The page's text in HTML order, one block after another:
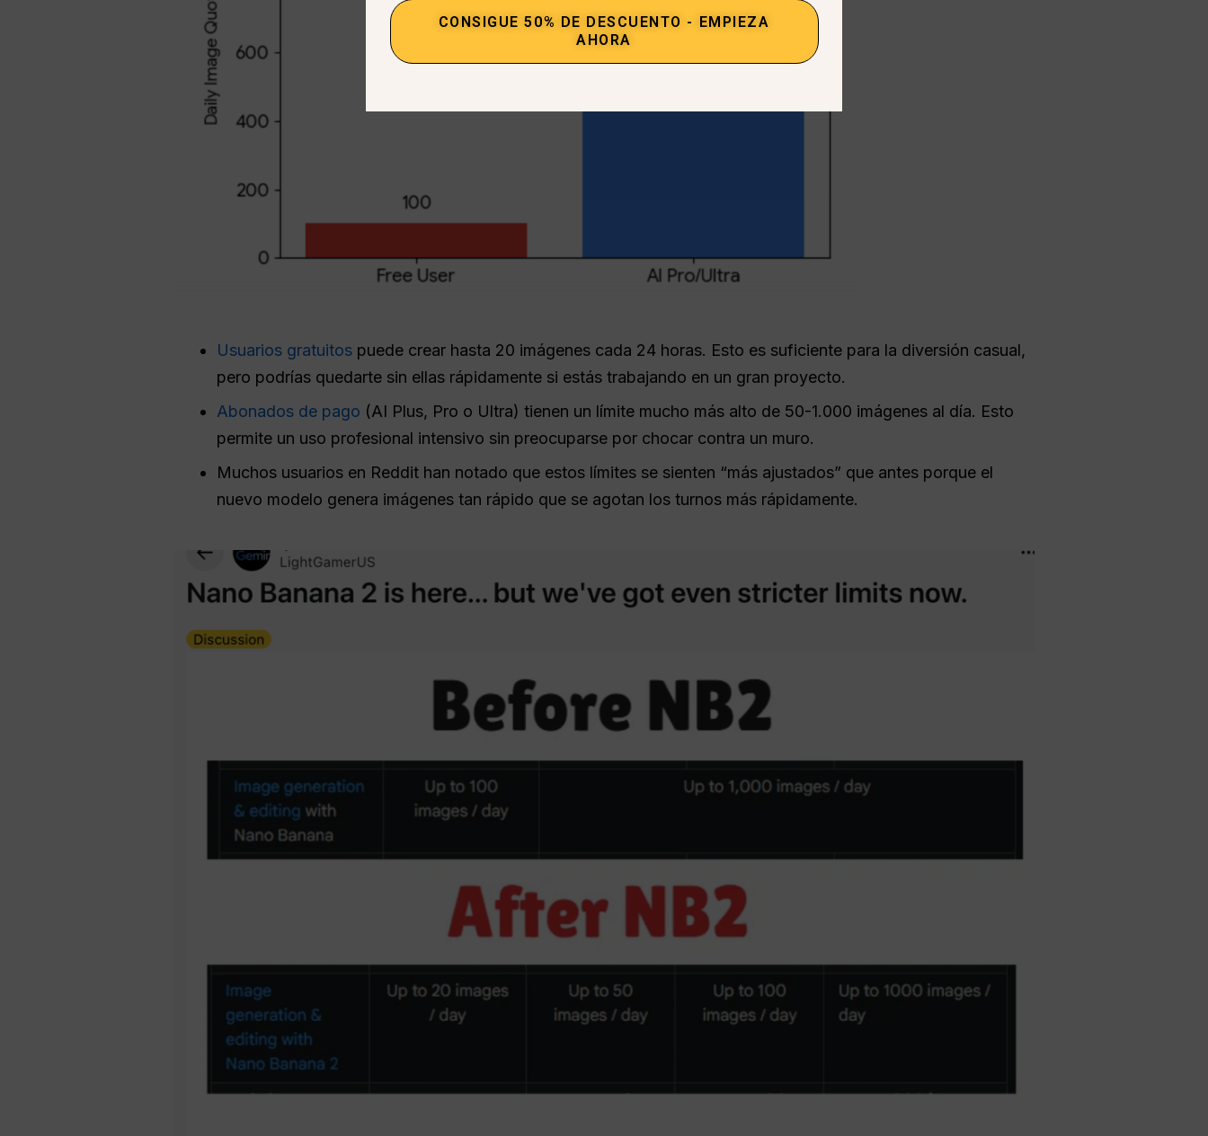
Usuarios gratuitos puede crear hasta 20 imágenes cada 24 horas. Esto es suficiente para la diversión casual,
pero podrías quedarte sin ellas rápidamente si estás trabajando en un gran proyecto.
Abonados de pago (AI Plus, Pro o Ultra) tienen un límite mucho más alto de 50-1.000 imágenes al día. Esto
permite un uso profesional intensivo sin preocuparse por chocar contra un muro.
Muchos usuarios en Reddit han notado que estos límites se sienten “más ajustados” que antes porque el
nuevo modelo genera imágenes tan rápido que se agotan los turnos más rápidamente.
CONSIGUE 50% DE DESCUENTO - EMPIEZA
AHORA